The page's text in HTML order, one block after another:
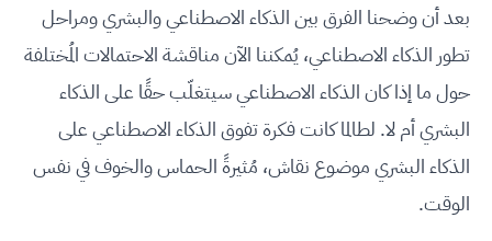
بعد أن وضحنا الفرق بين الذكاء الاصطناعي والبشري ومراحل
تطور الذكاء الاصطناعي، يُمكننا الآن مناقشة الاحتمالات المُختلفة
حول ما إذا كان الذكاء الاصطناعي سيتغلّب حقًا على الذكاء
البشري أم لا. لطالما كانت فكرة تفوق الذكاء الاصطناعي على
الذكاء البشري موضوع نقاش، مُثيرةً الحماس والخوف في نفس
الوقت.